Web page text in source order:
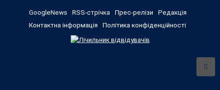
GoogleNews RSS-стрічка Прес-релізи
Редакція
Контактна інформація
Політика конфіденційності